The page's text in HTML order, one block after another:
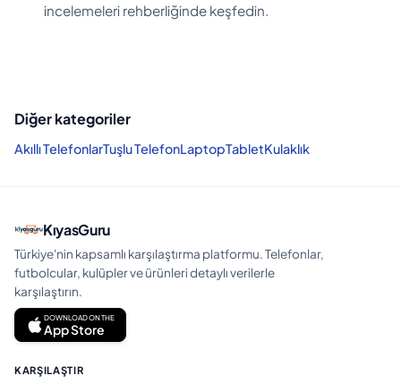
incelemeleri rehberliğinde keşfedin.
Diğer kategoriler
Akıllı TelefonlarTuşlu TelefonLaptopTabletKulaklık
KıyasGuru
Türkiye'nin kapsamlı karşılaştırma platformu. Telefonlar,
futbolcular, kulüpler ve ürünleri detaylı verilerle
karşılaştırın.
DOWNLOAD ON THE
App Store
KARŞILAŞTIR